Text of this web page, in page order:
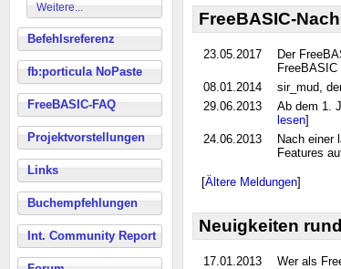
Weitere...
Befehlsreferenz
fb:porticula NoPaste
FreeBASIC-FAQ
Projektvorstellungen
Links
Buchempfehlungen
Int. Community Report
FreeBASIC-
23.05.2017
Der
08.01.2014
sir_mud,
29.06.2013
Ab dem 1.
lesen]
24.06.2013
Nach einer
Features
[Ältere Meldungen]
Neuigkeiten
17.01.2013
Wer als